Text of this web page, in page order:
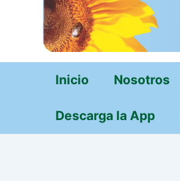
Inicio Nosotros
Descarga la App